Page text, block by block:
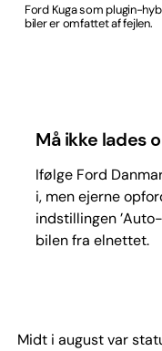
Ford Kuga som plugin-
biler er omfattet af fejlen.
Må ikke lades
Ifølge Ford
i, men ejerne
indstillingen
bilen fra elnettet.
Midt i august var